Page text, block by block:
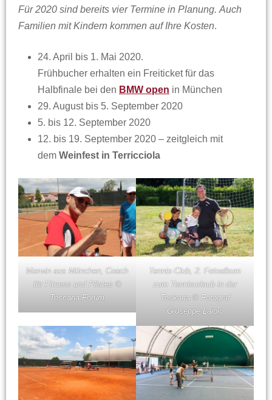
Für 2020 sind bereits vier Termine in Planung. Auch
Familien mit Kindern kommen auf Ihre Kosten.
24. April bis 1. Mai 2020.
Frühbucher erhalten ein Freiticket für das
Halbfinale bei den BMW open in München
29. August bis 5. September 2020
5. bis 12. September 2020
12. bis 19. September 2020 – zeitgleich mit
dem Weinfest in Terricciola
Marwin aus München, Coach
für Fitness und Pilates ©
Toscana Forum
Tennis-Club, 2. Fotoalbum
zum Tennisurlaub in der
Toskana © Fotograf
Giuseppe Laiolo